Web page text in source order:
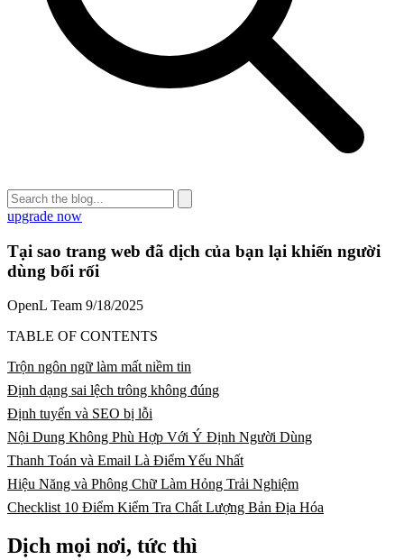
upgrade now
Tại sao trang web đã dịch của bạn lại khiến người
dùng bối rối
OpenL Team 9/18/2025
TABLE OF CONTENTS
Trộn ngôn ngữ làm mất niềm tin
Định dạng sai lệch trông không đúng
Định tuyến và SEO bị lỗi
Nội Dung Không Phù Hợp Với Ý Định Người Dùng
Thanh Toán và Email Là Điểm Yếu Nhất
Hiệu Năng và Phông Chữ Làm Hỏng Trải Nghiệm
Checklist 10 Điểm Kiểm Tra Chất Lượng Bản Địa Hóa
Dịch mọi nơi, tức thì